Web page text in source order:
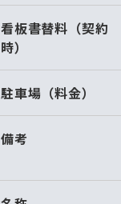
看板書替料（契約
時）
駐車場（料金）
備考